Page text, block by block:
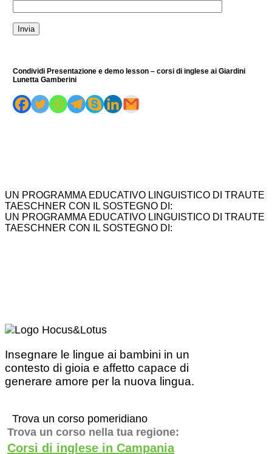
Condividi Presentazione e demo lesson – corsi di inglese ai Giardini
Lunetta Gamberini
UN PROGRAMMA EDUCATIVO LINGUISTICO DI TRAUTE
TAESCHNER CON IL SOSTEGNO DI:
UN PROGRAMMA EDUCATIVO LINGUISTICO DI TRAUTE
TAESCHNER CON IL SOSTEGNO DI:
Insegnare le lingue ai bambini in un
contesto di gioia e affetto capace di
generare amore per la nuova lingua.
Trova un corso pomeridiano
Trova un corso nella tua regione:
Corsi di inglese in Campania